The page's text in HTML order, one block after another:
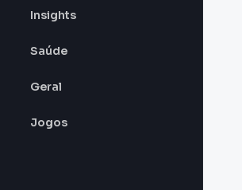
Insights
Saúde
Geral
Jogos